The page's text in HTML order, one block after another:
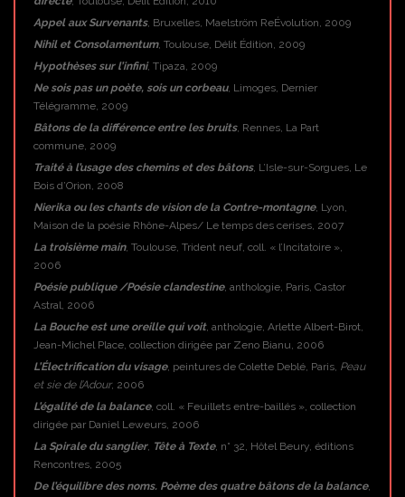
Appel aux Survenants, Bruxelles, Maelström ReÉvolution, 2009
Nihil et Consolamentum, Toulouse, Délit Édition, 2009
Hypothèses sur l’infini, Tipaza, 2009
Ne sois pas un poète, sois un corbeau, Limoges, Dernier
Télégramme, 2009
Bâtons de la différence entre les bruits, Rennes, La Part
commune, 2009
Traité à l’usage des chemins et des bâtons, L’Isle-sur-Sorgues, Le
Bois d’Orion, 2008
Nierika ou les chants de vision de la Contre-montagne, Lyon,
Maison de la poésie Rhône-Alpes/ Le temps des cerises, 2007
La troisième main, Toulouse, Trident neuf, coll. « l’Incitatoire »,
2006
Poésie publique /Poésie clandestine, anthologie, Paris, Castor
Astral, 2006
La Bouche est une oreille qui voit, anthologie, Arlette Albert-Birot,
Jean-Michel Place, collection dirigée par Zeno Bianu, 2006
L’Électrification du visage, peintures de Colette Deblé, Paris, Peau
et sie de l’Adour, 2006
L’égalité de la balance, coll. « Feuillets entre-baillés », collection
dirigée par Daniel Leweurs, 2006
La Spirale du sanglier, Tête à Texte, n° 32, Hôtel Beury, éditions
Rencontres, 2005
De l’équilibre des noms. Poème des quatre bâtons de la balance,